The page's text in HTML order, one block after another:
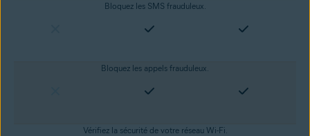
Bloquez les SMS frauduleux.
Bloquez les appels frauduleux.
Vérifiez la sécurité de votre réseau Wi-Fi.